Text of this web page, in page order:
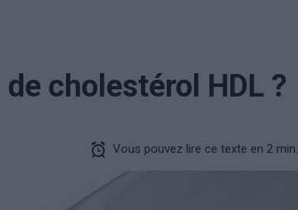
cholestérol HDL ?
Vous pouvez lire ce texte en 2 min.